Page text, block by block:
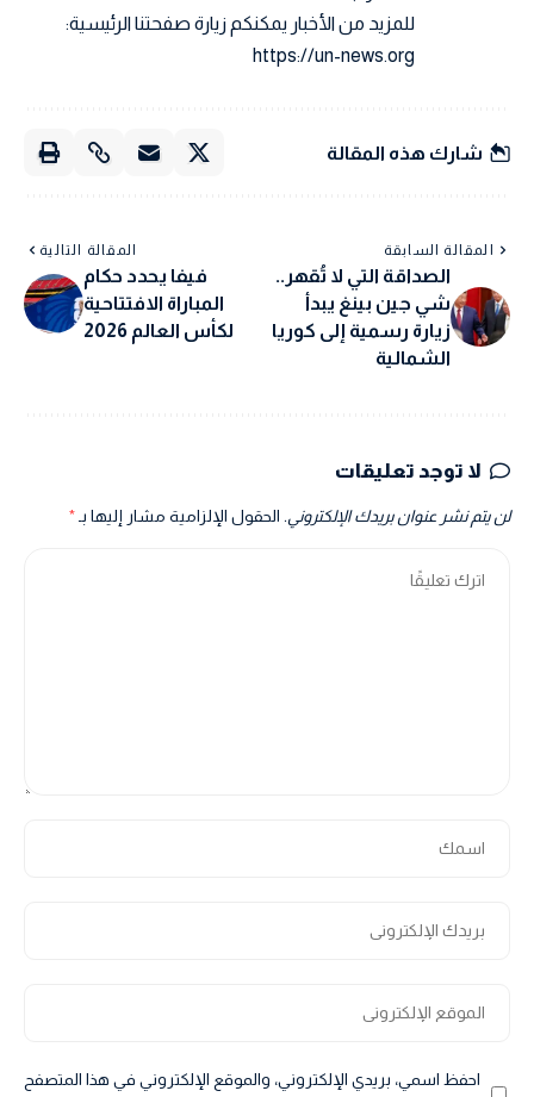
للمزيد من الأخبار يمكنكم زيارة صفحتنا الرئيسية:
https://un-news.org
شارك هذه المقالة
المقالة السابقة
الصداقة التي لا تُقهر..
شي جين بينغ يبدأ
زيارة رسمية إلى كوريا
الشمالية
المقالة التالية
فيفا يحدد حكام
المباراة الافتتاحية
لكأس العالم 2026
لا توجد تعليقات
لن يتم نشر عنوان بريدك الإلكتروني. الحقول الإلزامية مشار إليها بـ*
احفظ اسمي، بريدي الإلكتروني، والموقع الإلكتروني في هذا المتصفح